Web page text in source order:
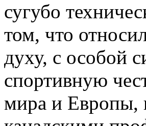
сугубо
том, что
духу, с особой
спортивную
мира и Европы,